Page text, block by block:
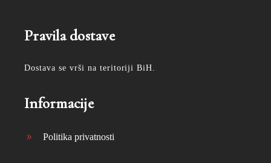
Pravila dostave
Dostava se vrši na teritoriji BiH.
Informacije
Politika privatnosti